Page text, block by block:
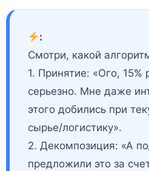
:
Смотри, какой
1. Принятие: «Ого,
серьезно. Мне даже
этого добились при
сырье/логистику».
2. Декомпозиция: «А
предложили это за